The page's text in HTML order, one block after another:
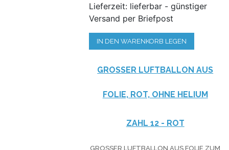
Lieferzeit: lieferbar - günstiger
Versand per Briefpost
IN DEN WARENKORB LEGEN
GROSSER LUFTBALLON AUS F
OLIE, ROT, OHNE HELIUM
ZAHL 12 - ROT
GROSSER LUFTBALLON AUS FOLIE ZUM 1